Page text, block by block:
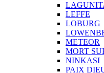
LEFFE
LOBURG
METEOR
MORT
NINKASI
PAIX